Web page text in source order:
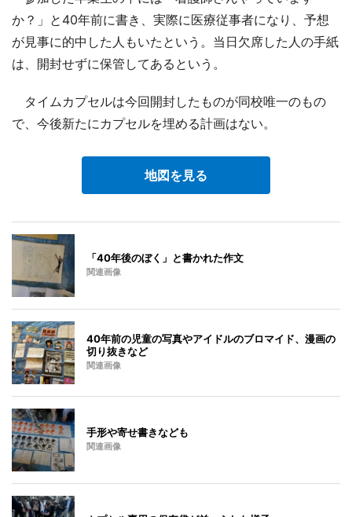
か？」と40年前に書き、実際に医療従事者になり、予想
が見事に的中した人もいたという。当日欠席した人の手紙
は、開封せずに保管してあるという。
タイムカプセルは今回開封したものが同校唯一のもの
で、今後新たにカプセルを埋める計画はない。
地図を見る
「40年後のぼく」と書かれた作文
関連画像
40年前の児童の写真やアイドルのブロマイド、漫画の
切り抜きなど
関連画像
手形や寄せ書きなども
関連画像